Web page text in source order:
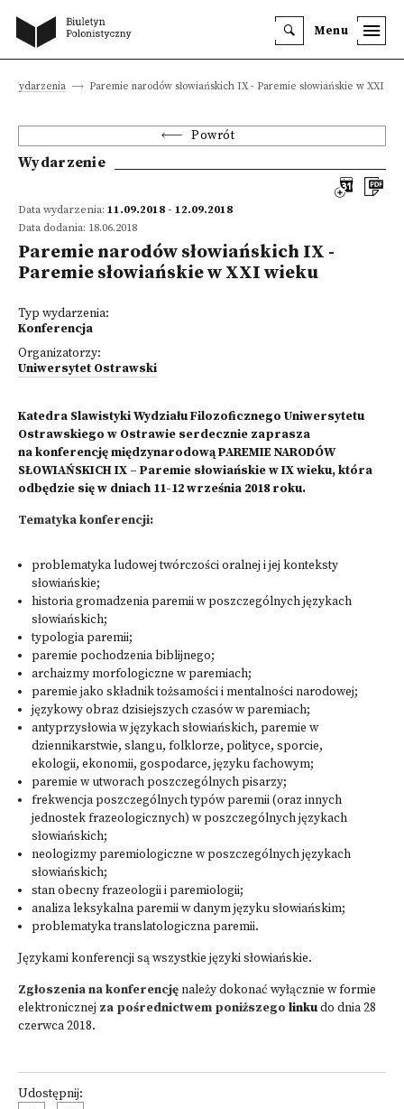
Menu
Wydarzenia Paremie narodów słowiańskich IX - Paremie słowiańskie w XXI
Powrót
Wydarzenie
Data wydarzenia: 11.09.2018 - 12.09.2018
Data dodania: 18.06.2018
Paremie narodów słowiańskich IX -
Paremie słowiańskie w XXI wieku
Typ wydarzenia:
Konferencja
Organizatorzy:
Uniwersytet Ostrawski
Katedra Slawistyki Wydziału Filozoficznego Uniwersytetu
Ostrawskiego w Ostrawie serdecznie zaprasza
na konferencję międzynarodowąPAREMIE NARODÓW
SŁOWIAŃSKICH IX – Paremie słowiańskie w IX wieku, która
odbędzie się w dniach 11-12 września 2018 roku.
Tematyka konferencji:
problematyka ludowej twórczości oralnej i jej konteksty
słowiańskie;
historia gromadzenia paremii w poszczególnych językach
słowiańskich;
typologia paremii;
paremie pochodzenia biblijnego;
archaizmy morfologiczne w paremiach;
paremie jako składnik tożsamości i mentalności narodowej;
językowy obraz dzisiejszych czasów w paremiach;
antyprzysłowia w językach słowiańskich, paremie w
dziennikarstwie, slangu, folklorze, polityce, sporcie,
ekologii, ekonomii, gospodarce, języku fachowym;
paremie w utworach poszczególnych pisarzy;
frekwencja poszczególnych typów paremii (oraz innych
jednostek frazeologicznych) w poszczególnych językach
słowiańskich;
neologizmy paremiologiczne w poszczególnych językach
słowiańskich;
stan obecny frazeologii i paremiologii;
analiza leksykalna paremii w danym języku słowiańskim;
problematyka translatologiczna paremii.
Językami konferencji są wszystkie języki słowiańskie.
Zgłoszenia na konferencjęnależy dokonać wyłącznie w formie
elektronicznej za pośrednictwem poniższego linkudo dnia 28
czerwca 2018.
Udostępnij: